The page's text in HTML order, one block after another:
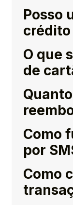
Posso
crédito
O que
de
Como
por
Como